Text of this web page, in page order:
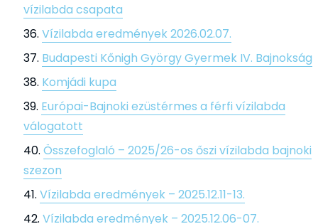
vízilabda csapata
Vízilabda eredmények 2026.02.07.
Budapesti Kőnigh György Gyermek IV. Bajnokság
Komjádi kupa
Európai-Bajnoki ezüstérmes a férfi vízilabda
válogatott
Összefoglaló – 2025/26-os őszi vízilabda bajnoki
szezon
Vízilabda eredmények – 2025.12.11-13.
Vízilabda eredmények – 2025.12.06-07.